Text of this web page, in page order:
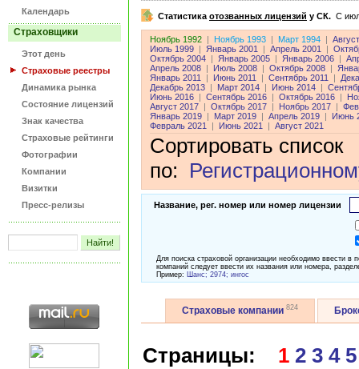
Календарь
Страховщики
Этот день
Страховые реестры
Динамика рынка
Состояние лицензий
Знак качества
Страховые рейтинги
Фотографии
Компании
Визитки
Пресс-релизы
Статистика отозванных лицензий у СК. C
Ноябрь 1992 Ноябрь 1993 Март 1994
Июль 1999
Январь 2001 Апрель 2001
Октябрь 2004
Январь 2005 Январь 2006
Апрель 2008
Июль 2008 Октябрь 2008
Январь 2011
Июнь 2011 Сентябрь 2011
Декабрь 2013
Март 2014 Июнь 2014
Июнь 2016
Сентябрь 2016 Октябрь 2016
Август 2017
Октябрь 2017 Ноябрь 2017
Январь 2019
Март 2019 Апрель 2019
Июнь
Февраль 2021
Июнь 2021 Август 2021
Сортировать список
по:
Название, рег. номер или номер лицензии
Для поиска страховой организации необходимо ввести
компаний следует ввести их названия или номера,
Пример: Шанс; 2974; ингос
Страховые компании 824
Страницы: 1 2 3 4 5